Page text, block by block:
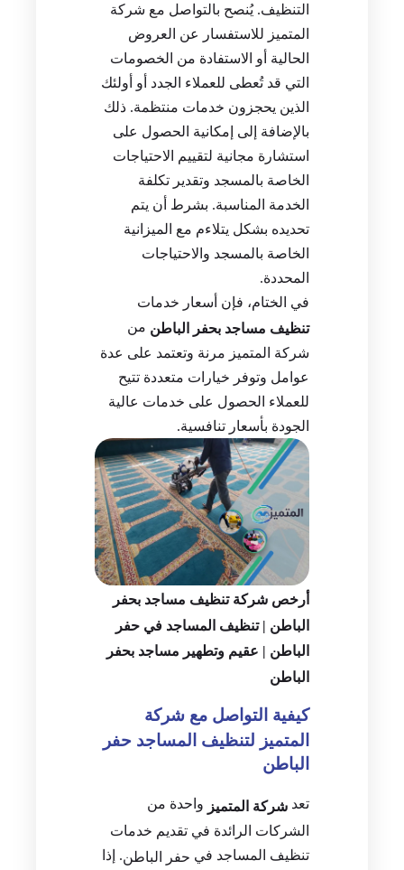
التنظيف. يُنصح بالتواصل مع شركة
المتميز للاستفسار عن العروض
الحالية أو الاستفادة من الخصومات
التي قد تُعطى للعملاء الجدد أو أولئك
الذين يحجزون خدمات منتظمة. ذلك
بالإضافة إلى إمكانية الحصول على
استشارة مجانية لتقييم الاحتياجات
الخاصة بالمسجد وتقدير تكلفة
الخدمة المناسبة. بشرط أن يتم
تحديده بشكل يتلاءم مع الميزانية
الخاصة بالمسجد والاحتياجات
المحددة.
في الختام، فإن أسعار خدمات
تنظيف مساجد بحفر الباطن من
شركة المتميز مرنة وتعتمد على عدة
عوامل وتوفر خيارات متعددة تتيح
للعملاء الحصول على خدمات عالية
الجودة بأسعار تنافسية.
أرخص شركة تنظيف مساجد بحفر
الباطن | تنظيف المساجد في حفر
الباطن | عقيم وتطهير مساجد بحفر
الباطن
كيفية التواصل مع شركة
المتميز لتنظيف المساجد حفر
الباطن
تعد شركة المتميز واحدة من
الشركات الرائدة في تقديم خدمات
تنظيف المساجد في حفر الباطن. إذا